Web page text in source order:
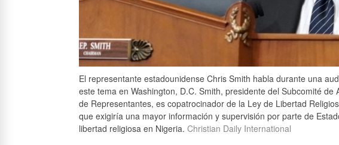
El representante estadounidense Chris Smith habla durante una
este tema en Washington, D.C. Smith, presidente del Subcomité
de Representantes, es copatrocinador de la Ley de Libertad
que exigiría una mayor información y supervisión por parte de
libertad religiosa en Nigeria. Christian Daily International